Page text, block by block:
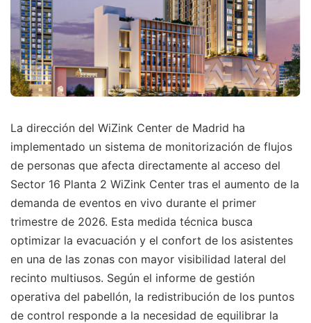
La dirección del WiZink Center de Madrid ha
implementado un sistema de monitorización de flujos
de personas que afecta directamente al acceso del
Sector 16 Planta 2 WiZink Center tras el aumento de la
demanda de eventos en vivo durante el primer
trimestre de 2026. Esta medida técnica busca
optimizar la evacuación y el confort de los asistentes
en una de las zonas con mayor visibilidad lateral del
recinto multiusos. Según el informe de gestión
operativa del pabellón, la redistribución de los puntos
de control responde a la necesidad de equilibrar la